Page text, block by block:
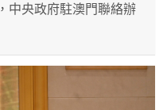
央政府駐澳門聯絡辦